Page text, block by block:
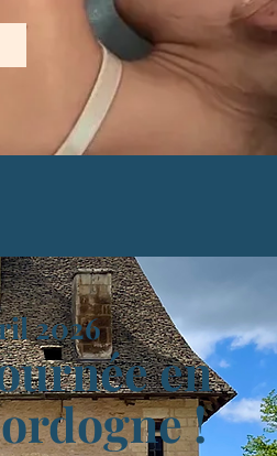
en
!
2026